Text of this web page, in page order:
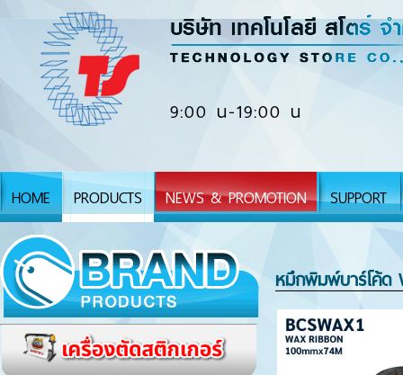
9:00 น-19:00 น
HOME PRODUCTS NEWS & PROMOTION SUPPORT
หมึกพิมพ์บาร์โค้ด